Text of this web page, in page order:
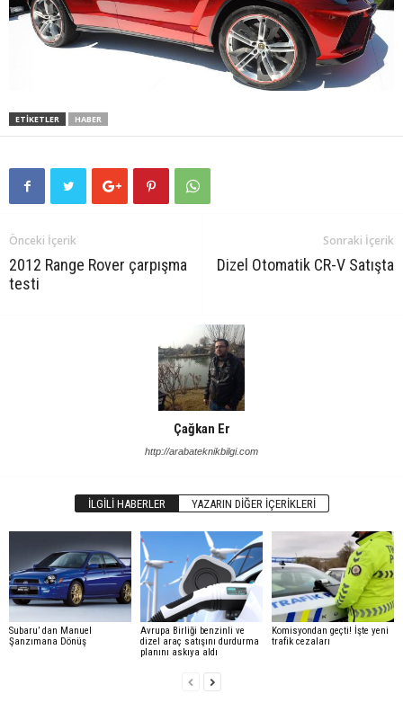
ETIKETLER HABER
Önceki İçerik
2012 Range Rover çarpışma
testi
Sonraki İçerik
Dizel Otomatik CR-V Satışta
Çağkan Er
http://arabateknikbilgi.com
İLGILI HABERLER YAZARIN DIĞER İÇERIKLERI
Subaru’ dan Manuel
Şanzımana Dönüş
Avrupa Birliği benzinli ve
dizel araç satışını durdurma
planını askıya aldı
Komisyondan geçti! İşte yeni
trafik cezaları